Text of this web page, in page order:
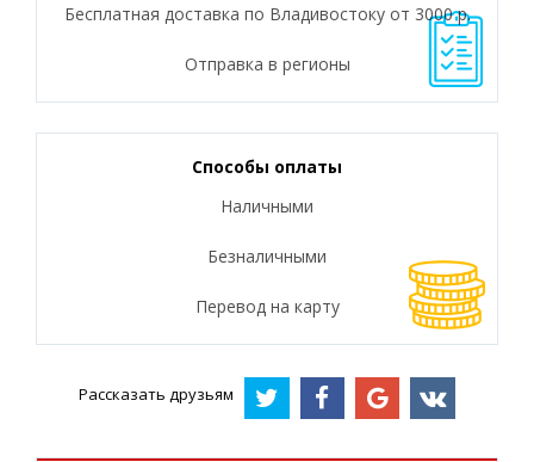
Бесплатная доставка по Владивостоку от 3000 р.
Отправка в регионы
Способы оплаты
Наличными
Безналичными
Перевод на карту
Рассказать друзьям